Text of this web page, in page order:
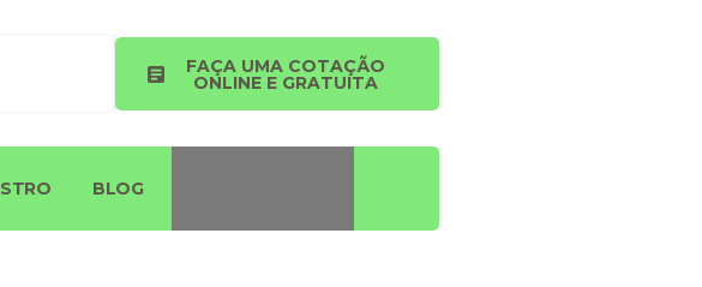
FAÇA UMA COTAÇÃO
ONLINE E GRATUITA
BLOG